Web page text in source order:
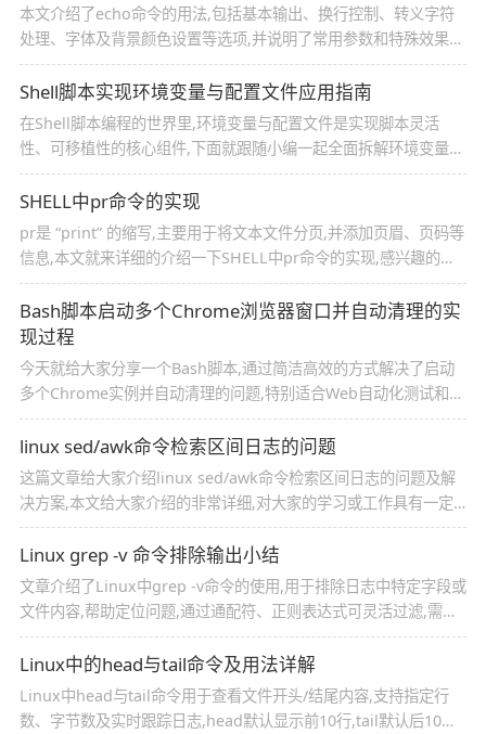
本文介绍了echo命令的用法,包括基本输出、换行控制、转义字符
处理、字体及背景颜色设置等选项,并说明了常用参数和特殊效果的
实现方法
Shell脚本实现环境变量与配置文件应用指南
在Shell脚本编程的世界里,环境变量与配置文件是实现脚本灵活
性、可移植性的核心组件,下面就跟随小编一起全面拆解环境变量与
配置文件的应用逻辑吧
SHELL中pr命令的实现
pr是 “print” 的缩写,主要用于将文本文件分页,并添加页眉、页码等
信息,本文就来详细的介绍一下SHELL中pr命令的实现,感兴趣的可
以了解一下
Bash脚本启动多个Chrome浏览器窗口并自动清理的实
现过程
今天就给大家分享一个Bash脚本,通过简洁高效的方式解决了启动
多个Chrome实例并自动清理的问题,特别适合Web自动化测试和多
窗口展示场景,通过设置alias,用户可以瞬间完成操作,无需复杂的配
置,希望这篇补充内容能为开发者和测试人员提供更清晰、更实用的
脚本参考！
linux sed/awk命令检索区间日志的问题
这篇文章给大家介绍linux sed/awk命令检索区间日志的问题及解
决方案,本文给大家介绍的非常详细,对大家的学习或工作具有一定
的参考借鉴价值,需要的朋友参考下吧
Linux grep -v 命令排除输出小结
文章介绍了Linux中grep -v命令的使用,用于排除日志中特定字段或
文件内容,帮助定位问题,通过通配符、正则表达式可灵活过滤,需注
意匹配模式简洁性及搜索范围选择,提升日志分析效率,感兴趣的朋
友跟随小编一起看看吧
Linux中的head与tail命令及用法详解
Linux中head与tail命令用于查看文件开头/结尾内容,支持指定行
数、字节数及实时跟踪日志,head默认显示前10行,tail默认后10行,